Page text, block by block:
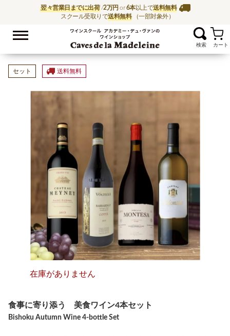
翌々営業日までに出荷/2万円 or6本以上で送料無料
スクール受取りで送料無料 （一部対象外）
ワイン通販ならワイ
お気に入
セット 送料無料
在庫がありません
食事に寄り添う 美食ワイン4本セット
Bishoku Autumn Wine 4-bottle Set